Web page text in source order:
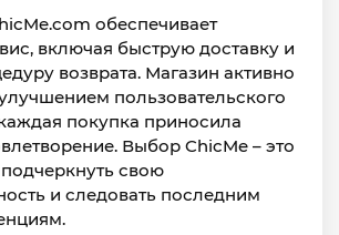
обеспечивает
включая быструю доставку и
возврата. Магазин активно
пользовательского
покупка приносила
Выбор ChicMe – это
свою
и следовать последним